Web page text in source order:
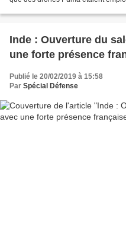
Inde : Ouverture du
une forte présence
Publié le 20/02/2019 à 15:58
Par Spécial Défense